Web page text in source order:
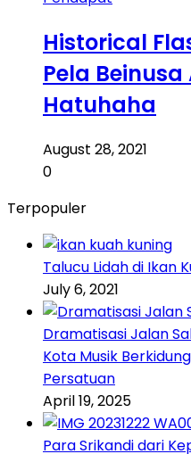
Historical
Pela
Hatuhaha
August 28, 2021
0
Terpopuler
Talucu Lidah di Ikan
July 6, 2021
Dramatisasi Jalan
Kota Musik
Persatuan
April 19, 2025
Para Srikandi dari